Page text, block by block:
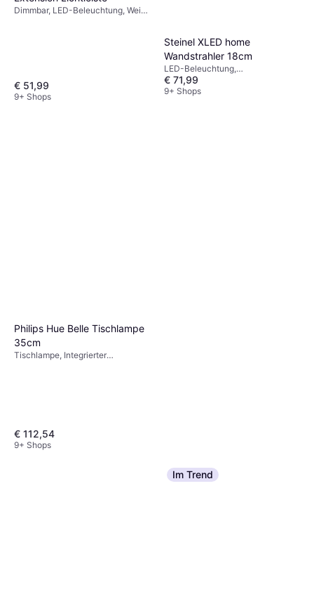
Dimmbar, LED-Beleuchtung, Weiß,
€ 51,99
9+ Shops
Steinel XLED home
Wandstrahler 18cm
LED-Beleuchtung,
Bewegungsmelder, Schwarz,
Silber, Grau, Weiß, Glas, Kunststoff,
€ 71,99
9+ Shops
Philips Hue Belle Tischlampe
35cm
Tischlampe, Integrierter
€ 112,54
9+ Shops
Im Trend